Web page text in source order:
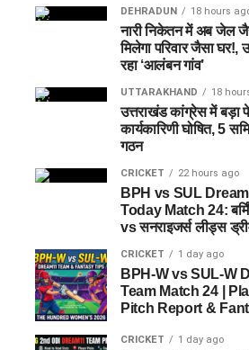
DEHRADUN 18 hours
नारी निकेतन में अब जेल
मिलेगा परिवार जैसा घर!,
रहा ‘आलंबन गांव’
UTTARAKHAND 18
उत्तराखंड कांग्रेस में बड़ा
कार्यकारिणी घोषित, 5
गठन
CRICKET 22 hours ago
BPH vs SUL
Today Match 24:
vs सनराइजर्स लीड्स
CRICKET 1 day ago
BPH-W vs SUL-W
Team Match 24 |
Pitch Report &
CRICKET 1 day ago